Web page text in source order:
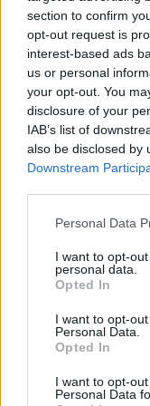
section to confirm
opt-out request is
interest-based ads
us or personal
your opt-out. You
disclosure of your
IAB’s list of
also be disclosed by
Downstream
Personal Data
I want to opt-
personal data.
Opted In
I want to opt-
Personal Data.
Opted In
I want to opt-
Personal Data
Starta din
Eller logga in på
Username or E-
Password
Remember